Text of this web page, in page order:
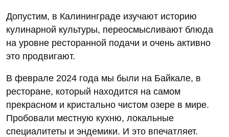
Допустим, в Калининграде изучают историю
кулинарной культуры, переосмысливают блюда
на уровне ресторанной подачи и очень активно
это продвигают.
В феврале 2024 года мы были на Байкале, в
ресторане, который находится на самом
прекрасном и кристально чистом озере в мире.
Пробовали местную кухню, локальные
специалитеты и эндемики. И это впечатляет.